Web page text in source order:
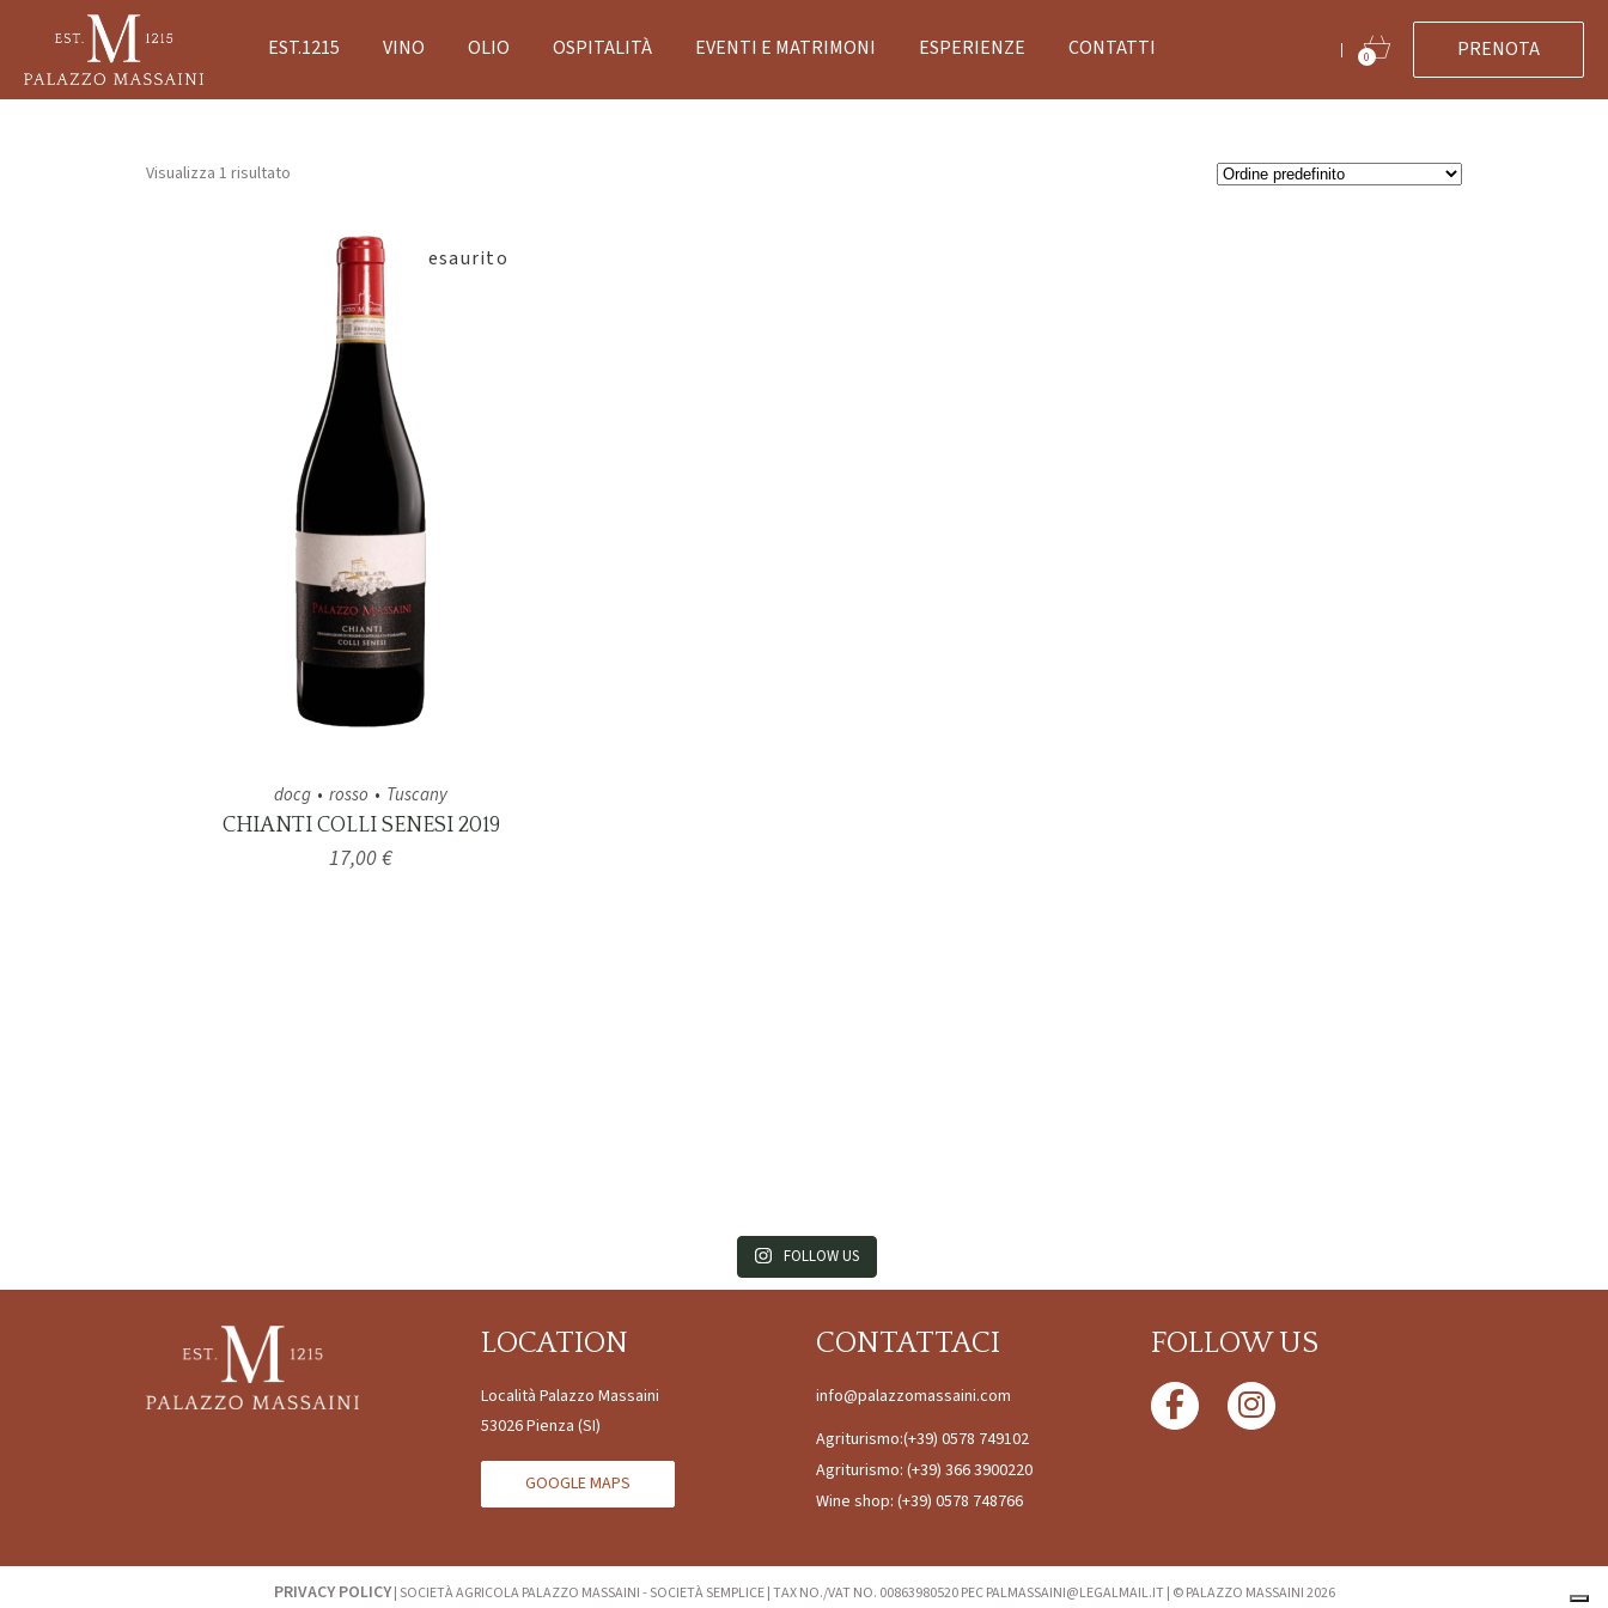
0 PRENOTA
EST.1215 VINO OLIO OSPITALITÀ EVENTI E MATRIMONI ESPERIENZE CONTATTI
Visualizza 1 risultato
esaurito
docg rosso Tuscany
CHIANTI COLLI SENESI 2019
17,00€
FOLLOW US
LOCATION
Località Palazzo Massaini
53026 Pienza (SI)
GOOGLE MAPS
CONTATTACI
info@palazzomassaini.com
Agriturismo:(+39) 0578 749102
Agriturismo: (+39) 366 3900220
Wine shop: (+39) 0578 748766
FOLLOW US
PRIVACY POLICY | SOCIETÀ AGRICOLA PALAZZO MASSAINI - SOCIETÀ SEMPLICE|TAX NO./VAT NO. 00863980520 PEC PALMASSAINI@LEGALMAIL.IT| © PALAZZO MASSAINI 2026